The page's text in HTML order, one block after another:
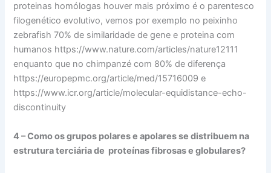
proteinas homólogas houver mais próximo é o parentesco
filogenético evolutivo, vemos por exemplo no peixinho
zebrafish 70% de similaridade de gene e proteina com
humanos https://www.nature.com/articles/nature12111
enquanto que no chimpanzé com 80% de diferença
https://europepmc.org/article/med/15716009 e
https://www.icr.org/article/molecular-equidistance-echo-
discontinuity
4 – Como os grupos polares e apolares se distribuem na
estrutura terciária de proteínas fibrosas e globulares?